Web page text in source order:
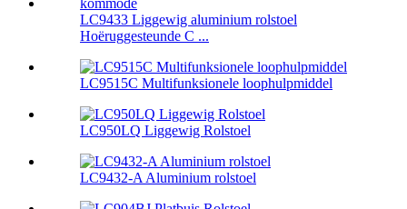
LC9433 Liggewig aluminium rolstoel
Hoëruggesteunde C ...
LC9515C Multifunksionele loophulpmiddel
LC950LQ Liggewig Rolstoel
LC9432-A Aluminium rolstoel